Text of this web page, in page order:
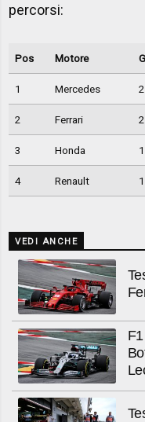
percorsi:
Pos Motore
1 Mercedes
2 Ferrari
3 Honda
4 Renault
VEDI ANCHE